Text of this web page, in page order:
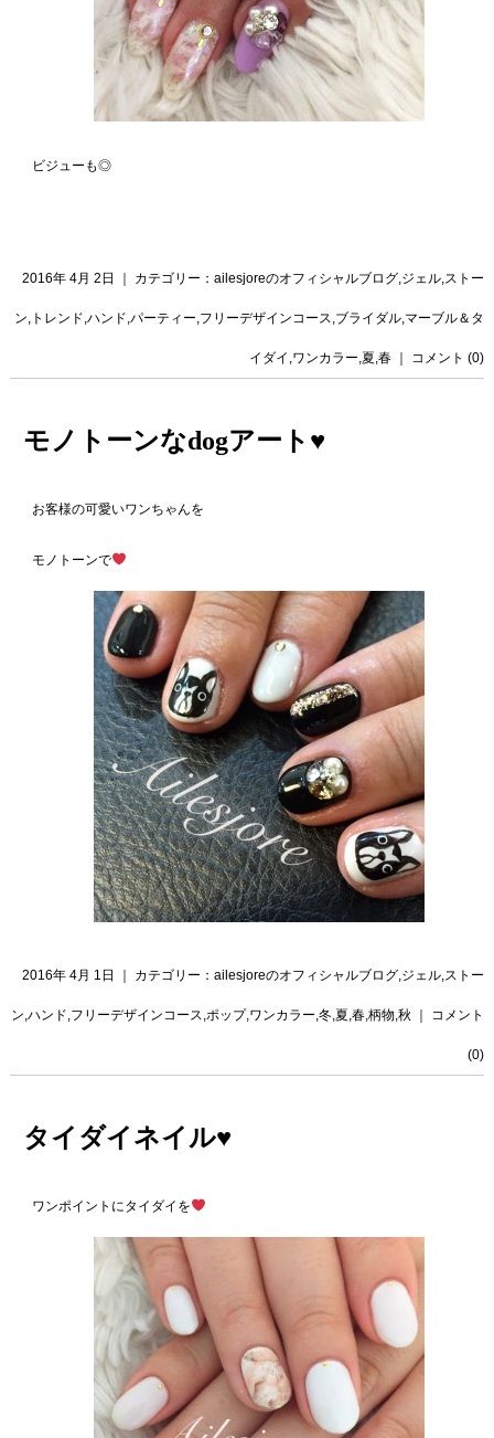
ビジューも◎
2016年 4月 2日 ｜ カテゴリー：ailesjoreのオフィシャルブログ,ジェル,ストー
ン, トレンド,ハンド,パーティー,フリーデザインコース,ブライダル,マーブル＆タ
イダイ ,ワンカラー,夏,春 コメント (0)
モノトーンなdogアート♥️
お客様の可愛いワンちゃんを
モノトーンで
2016年 4月 1日 ｜ カテゴリー：ailesjoreのオフィシャルブログ,ジェル,ストー
ン,ハンド,フリーデザインコース,ポップ,ワンカラー,冬,夏,春,柄物,秋 コメント
(0)
タイダイネイル♥️
ワンポイントにタイダイを